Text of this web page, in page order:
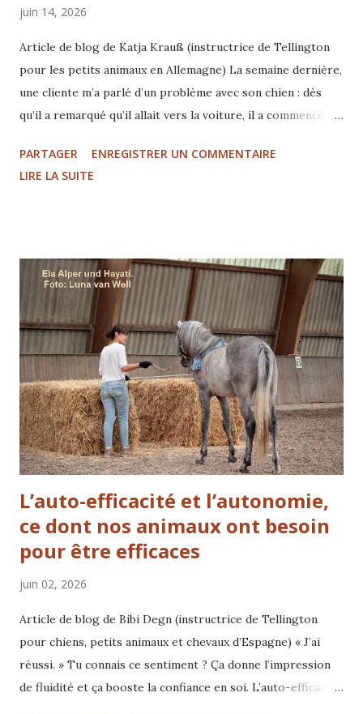
juin 14, 2026
Article de blog de Katja Krauß (instructrice de Tellington
pour les petits animaux en Allemagne) La semaine dernière,
une cliente m’a parlé d’un problème avec son chien : dès
qu’il a remarqué qu’il allait vers la voiture, il a commencé à
d’aller se promener dans les bois tout de suite. Entre-
temps, la propriétaire avait déjà commencé à faire des
il est temps d’aller à la voiture. "Ils lisent nos pensées hors
de notre tête." Linda Tellington-Jones Cette situation m’a
fait sourire un peu, car beaucoup de gens essaient parfois
de tromper leur chien. Les chiens sont de grands
observateurs. Ils perçoivent notre langage corporel, nos
mouvements et nos habitudes si finement qu’ils semblent
s...
PARTAGER
ENREGISTRER UN COMMENTAIRE
LIRE LA SUITE
L’auto-efficacité et l’autonomie,
ce dont nos animaux ont besoin
pour être efficaces
juin 02, 2026
Article de blog de Bibi Degn (instructrice de Tellington
pour chiens, petits animaux et chevaux d’Espagne) « J’ai
réussi. » Tu connais ce sentiment ? Ça donne l’impression
de fluidité et ça booste la confiance en soi. L’auto-efficacité